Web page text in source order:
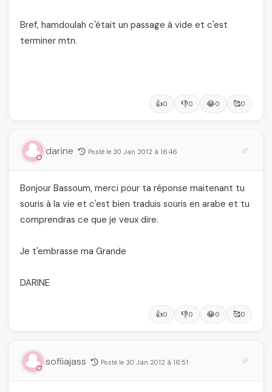
Bref, hamdoulah c'était un passage à vide et c'est
terminer mtn.
👍0 👎0 😂0 🥰0
darine Posté le 30 Jan 2012 à 16:46
Bonjour Bassoum, merci pour ta réponse maitenant tu
souris à la vie et c'est bien traduis souris en arabe et tu
comprendras ce que je veux dire.
Je t'embrasse ma Grande
DARINE
👍0 👎0 😂0 🥰0
sofiiajass Posté le 30 Jan 2012 à 16:51